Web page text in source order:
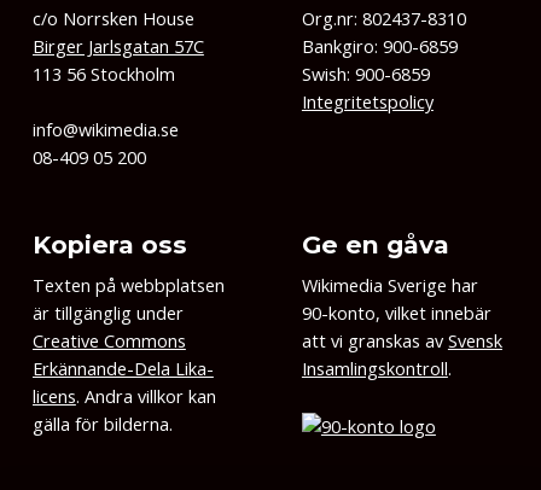
c/o Norrsken House
Birger Jarlsgatan 57C
113 56 Stockholm
info@wikimedia.se
08-409 05 200
Org.nr: 802437-8310
Bankgiro: 900-6859
Swish: 900-6859
Integritetspolicy
Kopiera oss
Texten på webbplatsen
är tillgänglig under
Creative Commons
Erkännande-Dela Lika-
licens. Andra villkor kan
gälla för bilderna.
Ge en gåva
Wikimedia Sverige har
90-konto, vilket innebär
att vi granskas av Svensk
Insamlingskontroll.